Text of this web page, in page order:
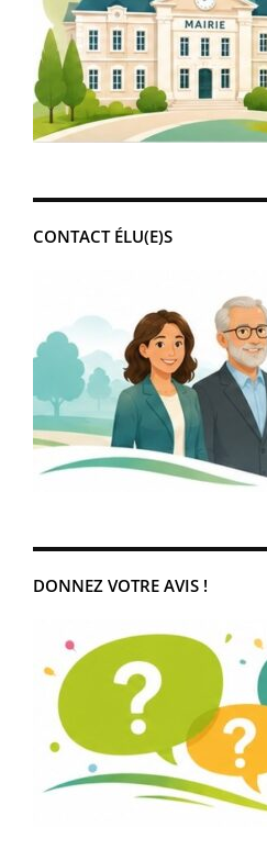
CONTACT ÉLU(E)S
DONNEZ VOTRE AVIS !